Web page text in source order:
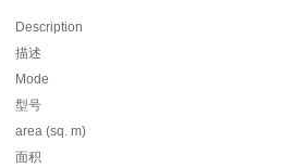
Description
描述
Mode
型号
area (sq. m)
面积